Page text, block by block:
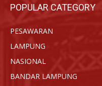
POPULAR CATEGORY
PESAWARAN
LAMPUNG
NASIONAL
BANDAR LAMPUNG